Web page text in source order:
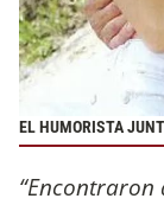
EL HUMORISTA
“Encontraron